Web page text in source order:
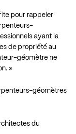
pour rappeler
ayant la
de propriété au
géomètre ne
»
géomètres
du